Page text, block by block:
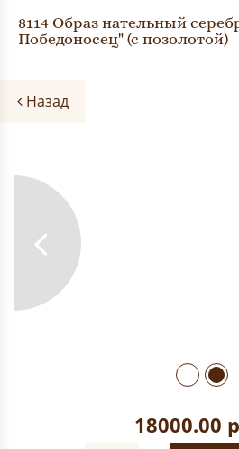
8114 Образ нательный
Победоносец" (с позолотой)
Назад
18000.00